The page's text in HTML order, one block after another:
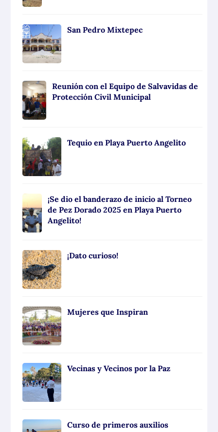
San Pedro Mixtepec
Reunión con el Equipo de Salvavidas de
Protección Civil Municipal
Tequio en Playa Puerto Angelito
¡Se dio el banderazo de inicio al Torneo
de Pez Dorado 2025 en Playa Puerto
Angelito!
¡Dato curioso!
Mujeres que Inspiran
Vecinas y Vecinos por la Paz
Curso de primeros auxilios